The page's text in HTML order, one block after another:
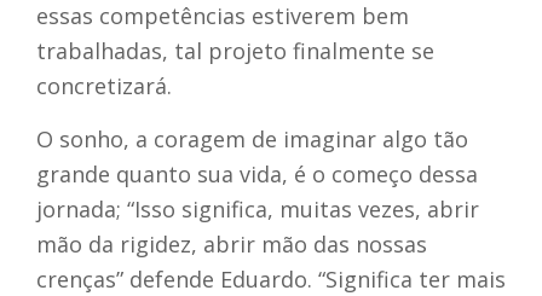
essas competências estiverem bem
trabalhadas, tal projeto finalmente se
concretizará.
O sonho, a coragem de imaginar algo tão
grande quanto sua vida, é o começo dessa
jornada; “Isso significa, muitas vezes, abrir
mão da rigidez, abrir mão das nossas
crenças” defende Eduardo. “Significa ter mais